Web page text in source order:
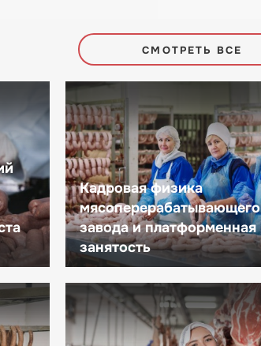
СМОТРЕТЬ ВСЕ
Кадровая физика
мясоперерабатывающего
завода и платформенная
занятость